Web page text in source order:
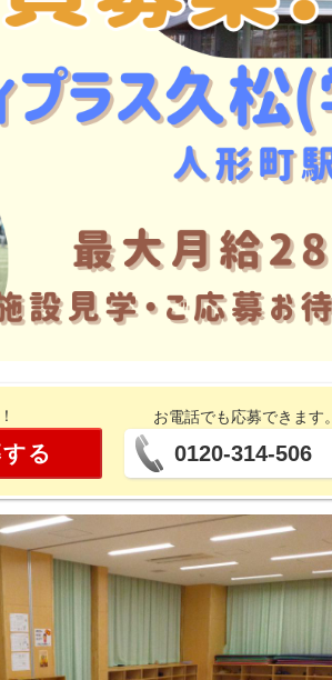
る
お電話でも応募できます
0120-314-506